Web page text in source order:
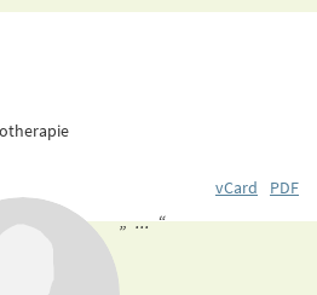
vCard
PDF
„ ... “